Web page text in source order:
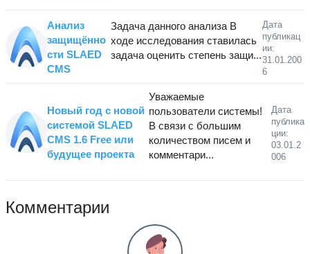
Анализ
защищённо
сти SLAED
CMS
Задача данного анализа В
ходе исследования ставилась
задача оценить степень защи...
Дата
публикац
ии:
31.01.200
6
Новый год с новой
системой SLAED
CMS 1.6 Free или
будущее проекта
Уважаемые
пользователи системы!
В связи с большим
количеством писем и
комментари...
Дата
публика
ции:
03.01.2
006
Комментарии